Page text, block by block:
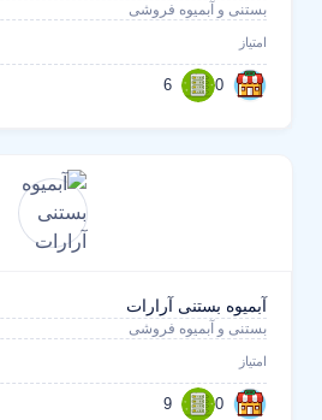
بستنی و آبمیوه فروشی
امتیاز
0
6
آبمیوه بستنی آرارات
بستنی و آبمیوه فروشی
امتیاز
0
9